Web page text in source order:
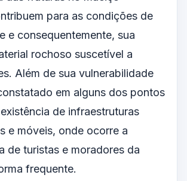
para as condições de
e consequentemente, sua
rochoso suscetível a
Além de sua vulnerabilidade
em alguns dos pontos
de infraestruturas
e móveis, onde ocorre a
de turistas e moradores da
frequente.